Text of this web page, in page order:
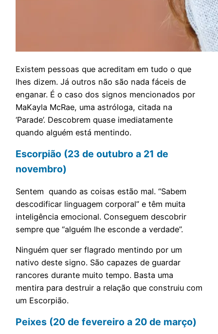
Existem pessoas que acreditam em tudo o que
lhes dizem. Já outros não são nada fáceis de
enganar. É o caso dos signos mencionados por
MaKayla McRae, uma astróloga, citada na
‘Parade’. Descobrem quase imediatamente
quando alguém está mentindo.
Escorpião (23 de outubro a 21 de
novembro)
Sentem quando as coisas estão mal. “Sabem
descodificar linguagem corporal” e têm muita
inteligência emocional. Conseguem descobrir
sempre que “alguém lhe esconde a verdade”.
Ninguém quer ser flagrado mentindo por um
nativo deste signo. São capazes de guardar
rancores durante muito tempo. Basta uma
mentira para destruir a relação que construiu com
um Escorpião.
Peixes (20 de fevereiro a 20 de março)